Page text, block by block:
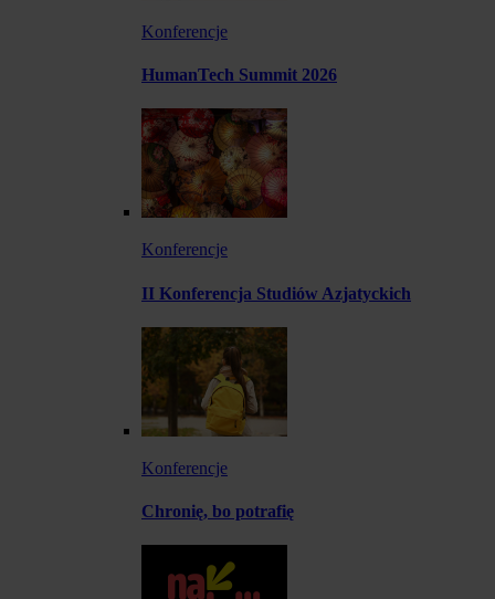
Konferencje
HumanTech Summit 2026
Konferencje
II Konferencja Studiów Azjatyckich
Konferencje
Chronię, bo potrafię